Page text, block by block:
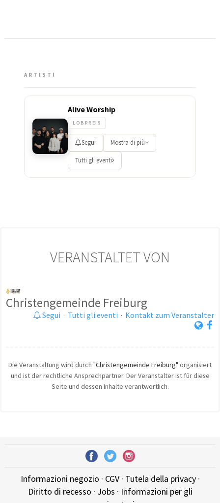
ARTISTI
Alive Worship
LOBPREIS
Segui Mostra di più
Tutti gli eventi
VERANSTALTET VON
Christengemeinde Freiburg
Segui · Tutti gli eventi · Kontakt zum Veranstalter
Die Veranstaltung wird durch "Christengemeinde Freiburg" organisiert
und ist der rechtliche Ansprechpartner. Der Veranstalter ist für diese
Seite und dessen Inhalte verantwortlich.
Informazioni negozio · CGV· Tutela della privacy·
Diritto di recesso · Jobs · Informazioni per gli